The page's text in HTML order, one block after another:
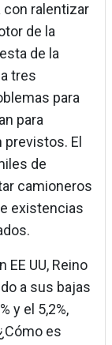
con ralentizar
de la
de la
tres
para
para
El
de
camioneros
existencias
UU, Reino
a sus bajas
y el 5,2%,
es